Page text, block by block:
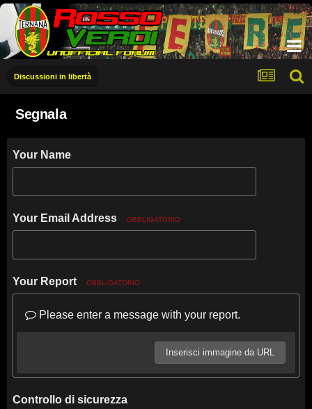
Discussioni in libertà
Segnala
Your Name
Your Email Address OBBLIGATORIO
Your Report OBBLIGATORIO
Please enter a message with your report.
Inserisci immagine da URL
Controllo di sicurezza